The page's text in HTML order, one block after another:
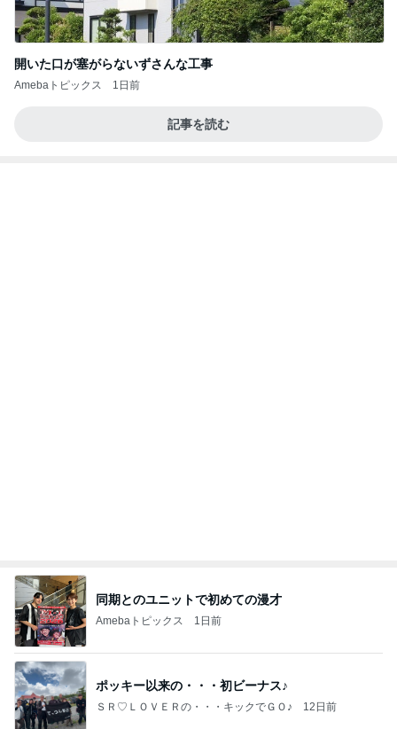
開いた口が塞がらないずさんな工事
Amebaトピックス 1日前
記事を読む
同期とのユニットで初めての漫才
Amebaトピックス 1日前
ポッキー以来の・・・初ビーナス♪
ＳＲ♡ＬＯＶＥＲの・・・キックでＧＯ♪ 12日前